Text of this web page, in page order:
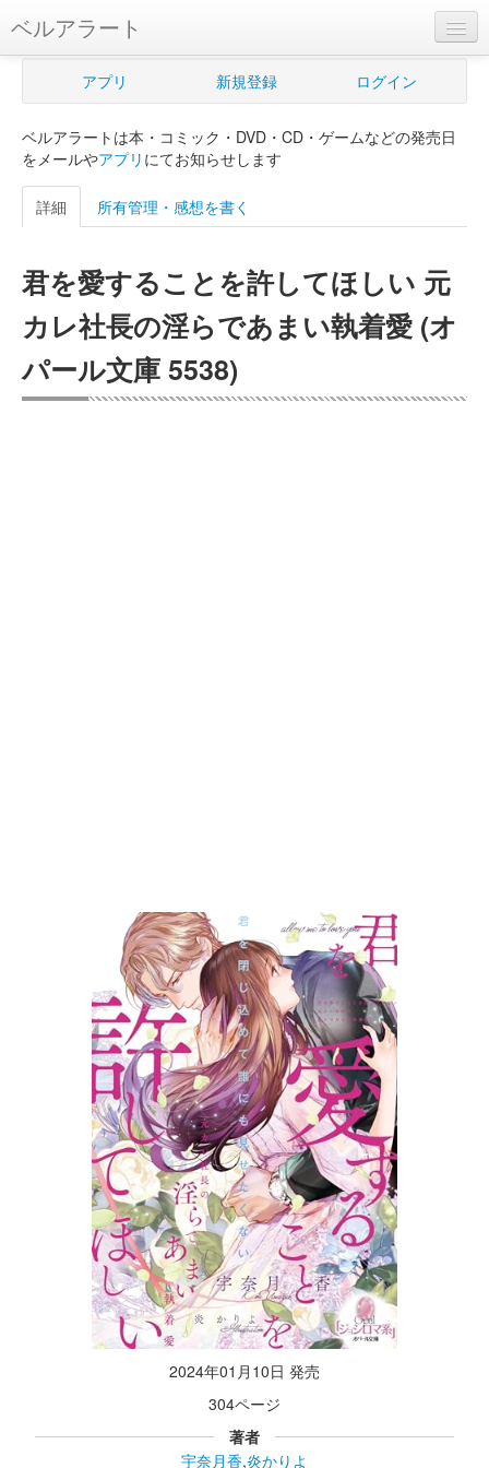
ベルアラート
ベルアラートとは
新規登録
ログイン
購入管理
Myシェルフ
プレミアム
アプリ 新規登録 ログイン
ベルアラートは本・コミック・DVD・CD・ゲームなどの発売日
をメールやアプリ にてお知らせします
詳細 所有管理・感想を書く
君を愛することを許してほしい 元
カレ社長の淫らであまい執着愛 (オ
パール文庫 5538)
2024年01月10日 発売
304ページ
著者
宇奈月香,炎かりよ